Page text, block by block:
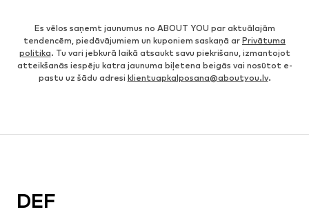
Es vēlos saņemt jaunumus no ABOUT YOU par aktuālajām
tendencēm, piedāvājumiem un kuponiem saskaņā ar Privātuma
politika. Tu vari jebkurā laikā atsaukt savu piekrišanu, izmantojot
atteikšanās iespēju katra jaunuma biļetena beigās vai nosūtot e-
pastu uz šādu adresi klientuapkalposana@aboutyou.lv.
DEF